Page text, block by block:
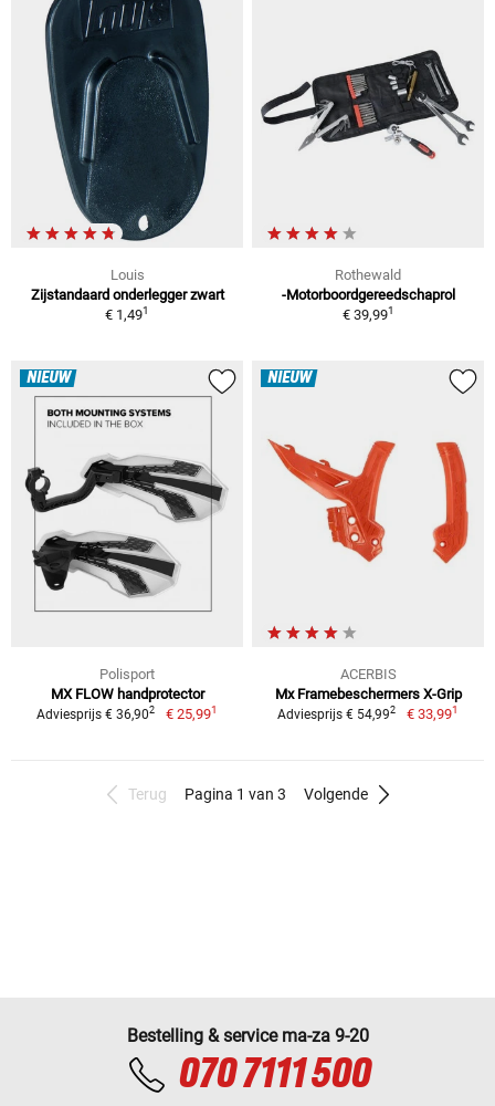
Louis
Zijstandaard onderlegger zwart
€ 1,491
Rothewald
-Motorboordgereedschaprol
€ 39,991
NIEUW
Polisport
MX FLOW handprotector
Adviesprijs € 36,902 € 25,991
NIEUW
ACERBIS
Mx Framebeschermers X-Grip
Adviesprijs € 54,992 € 33,991
Terug Pagina 1 van 3 Volgende
Bestelling & service ma-za 9-20
070 7111 500